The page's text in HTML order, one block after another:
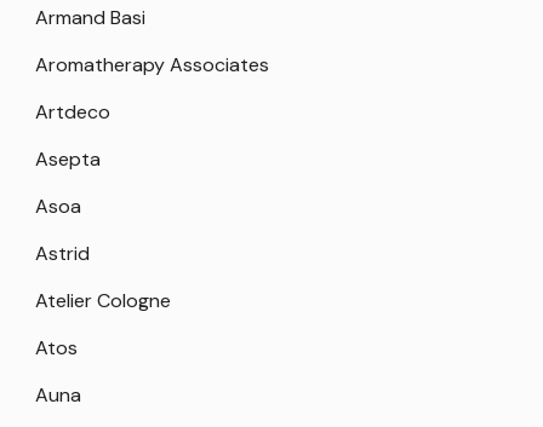
Armand Basi
Aromatherapy Associates
Artdeco
Asepta
Asoa
Astrid
Atelier Cologne
Atos
Auna